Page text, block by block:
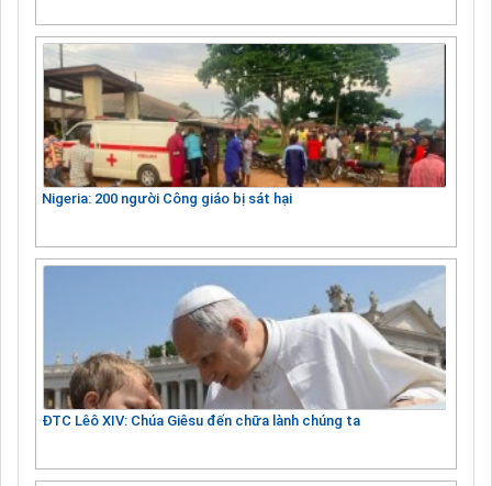
Nigeria: 200 người Công giáo bị sát hại
ĐTC Lêô XIV: Chúa Giêsu đến chữa lành chúng ta